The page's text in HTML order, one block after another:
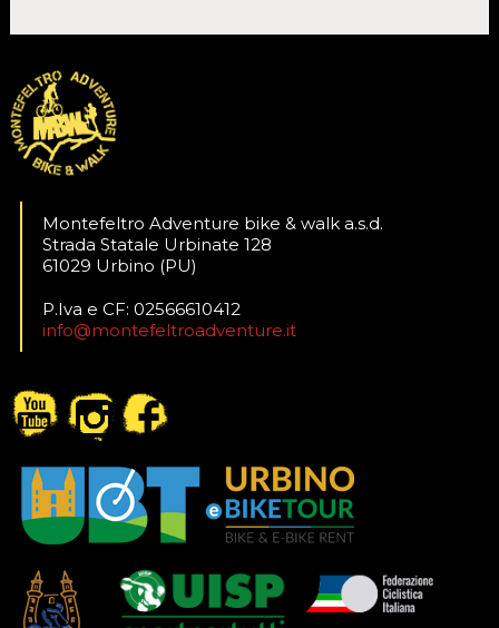
Montefeltro Adventure bike & walk a.s.d.
Strada Statale Urbinate 128
61029 Urbino (PU)
P.Iva e CF: 02566610412
info@montefeltroadventure.it